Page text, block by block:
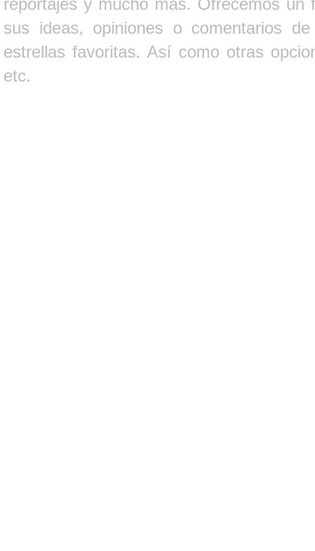
sus ideas, opiniones o comentarios
estrellas favoritas. Así como otras
etc.